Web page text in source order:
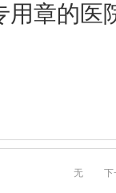
用章的医
无 下